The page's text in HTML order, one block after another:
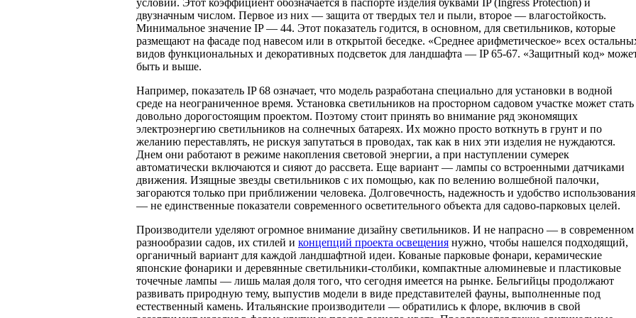
двузначным числом. Первое из них — защита от твердых тел и пыли, второе — влагостойкость.
Минимальное значение IP — 44. Этот показатель годится, в основном, для светильников, которые
размещают на фасаде под навесом или в открытой беседке. «Среднее арифметическое» всех
видов функциональных и декоративных подсветок для ландшафта — IP 65-67. «Защитный код»
быть и выше.
Например, показатель IP 68 означает, что модель разработана специально для установки в водной
среде на неограниченное время. Установка светильников на просторном садовом участке может стать
довольно дорогостоящим проектом. Поэтому стоит принять во внимание ряд экономящих
электроэнергию светильников на солнечных батареях. Их можно просто воткнуть в грунт и по
желанию переставлять, не рискуя запутаться в проводах, так как в них эти изделия не нуждаются.
Днем они работают в режиме накопления световой энергии, а при наступлении сумерек
автоматически включаются и сияют до рассвета. Еще вариант — лампы со встроенными датчиками
движения. Изящные звезды светильников с их помощью, как по велению волшебной палочки,
загораются только при приближении человека. Долговечность, надежность и удобство использования
— не единственные показатели современного осветительного объекта для садово-парковых целей.
Производители уделяют огромное внимание дизайну светильников. И не напрасно — в современном
разнообразии садов, их стилей и концепций проекта освещения нужно, чтобы нашелся подходящий,
органичный вариант для каждой ландшафтной идеи. Кованые парковые фонари, керамические
японские фонарики и деревянные светильники-столбики, компактные алюминевые и пластиковые
точечные лампы — лишь малая доля того, что сегодня имеется на рынке. Бельгийцы продолжают
развивать природную тему, выпустив модели в виде представителей фауны, выполненные под
естественный камень. Итальянские производители — обратились к флоре, включив в свой